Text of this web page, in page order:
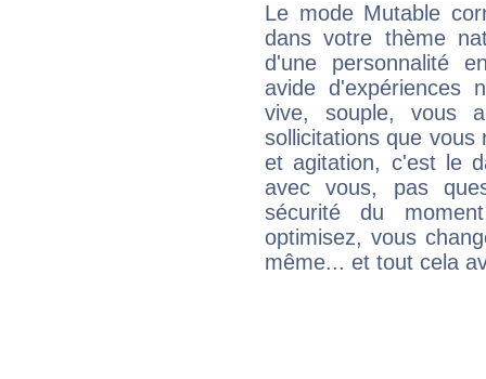
Le mode Mutable
dans votre thème
d'une personnalité
avide d'expériences
vive, souple, vous
sollicitations que vous
et agitation, c'est le
avec vous, pas
sécurité du
optimisez, vous
même... et tout cela